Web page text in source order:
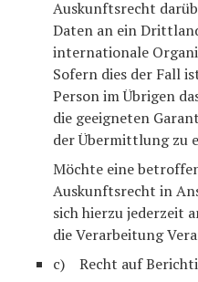
Auskunftsrecht
Daten an ein
internationale
Sofern dies der Fall
Person im Übrigen
die geeigneten
der Übermittlung zu
Möchte eine
Auskunftsrecht in
sich hierzu jederzeit
die Verarbeitung
c) Recht auf